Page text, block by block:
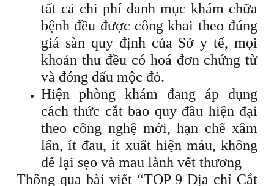
tất cả chi phí danh mục khám chữa
bệnh đều được công khai theo đúng
giá sàn quy định của Sở y tế, mọi
khoản thu đều có hoá đơn chứng từ
và đóng dấu mộc đỏ.
Hiện phòng khám đang áp dụng
cách thức cắt bao quy đầu hiện đại
theo công nghệ mới, hạn chế xâm
lấn, ít đau, ít xuất hiện máu, không
để lại sẹo và mau lành vết thương
Thông qua bài viết “TOP 9 Địa chỉ Cắt